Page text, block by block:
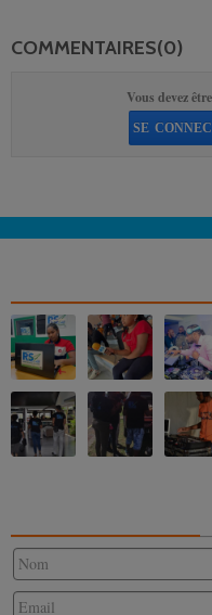
COMMENTAIRES(0)
Vous devez
SE